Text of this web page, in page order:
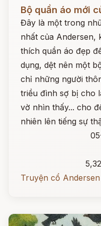
Bộ quần áo mới
Đây là một trong
nhất của Andersen,
thích quần áo đẹp
dụng, dệt nên một
chỉ những người
triều đình sợ bị cho
vờ nhìn thấy... cho
nhiên lên tiếng sự
Truyện cổ Andersen